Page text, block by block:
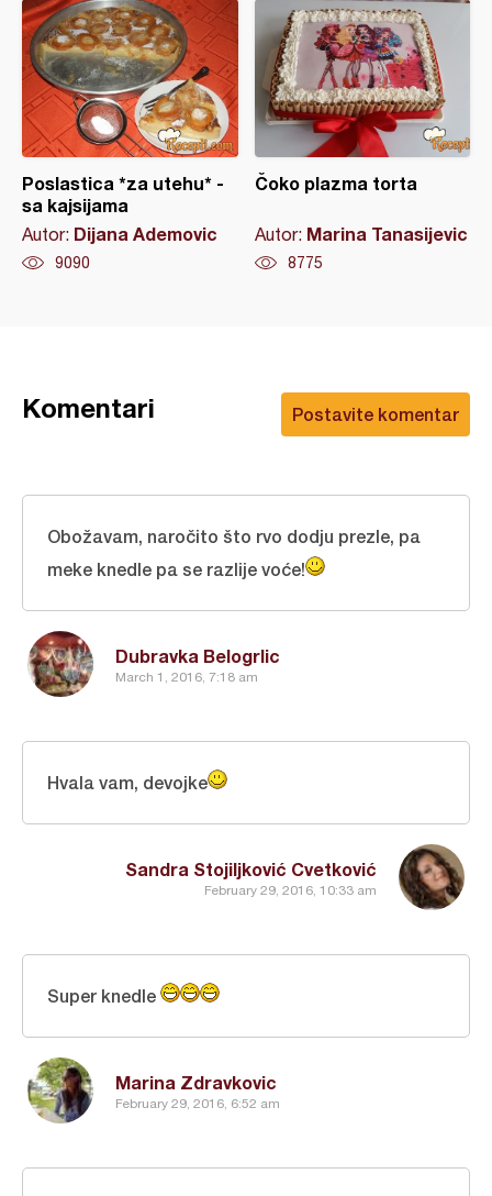
Poslastica *za utehu* -
sa kajsijama
Autor: Dijana Ademovic
9090
Čoko plazma torta
Autor: Marina Tanasijevic
8775
Postavite komentar
Komentari
Dubravka Belogrlic
March 1, 2016, 7:18 am
Obožavam, naročito što rvo dodju prezle, pa
meke knedle pa se razlije voće!
Sandra Stojiljković Cvetković
February 29, 2016, 10:33 am
Hvala vam, devojke
Marina Zdravkovic
February 29, 2016, 6:52 am
Super knedle